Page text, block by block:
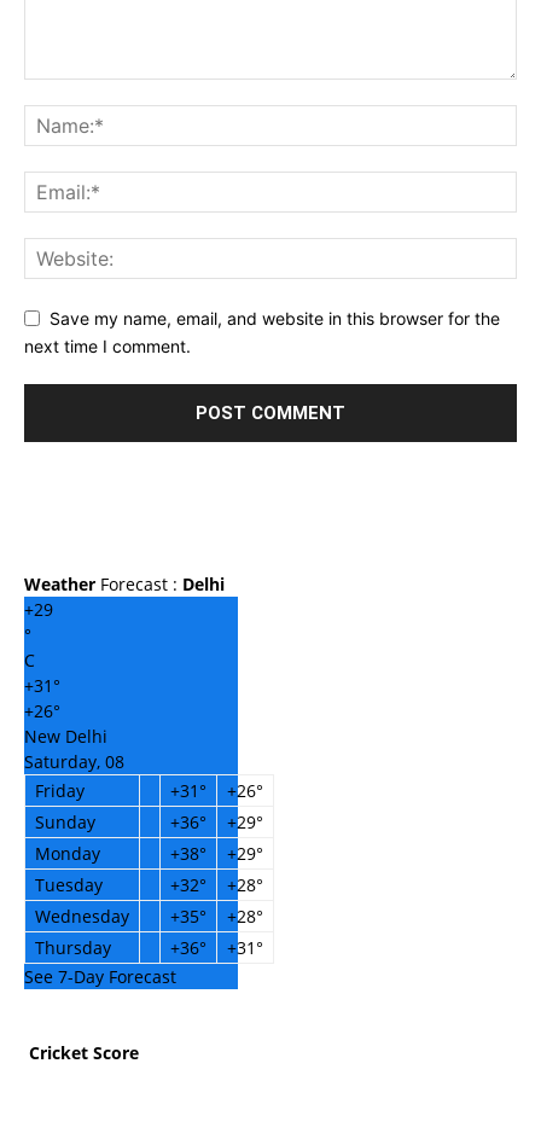
Save my name, email, and website in this browser for the
next time I comment.
Weather Forecast : Delhi
+29
°
C
+31°
+26°
New Delhi
Saturday, 08
Friday
+31° +26°
Sunday
+36° +29°
Monday
+38° +29°
Tuesday
+32° +28°
Wednesday
+35° +28°
Thursday
+36° +31°
See 7-Day Forecast
Cricket Score